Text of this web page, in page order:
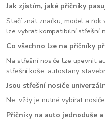
Jak zjistím, jaké příčníky
Stačí znát značku, model a rok
lze vybrat kompatibilní střešní
Co všechno lze na příčníky
Na střešní nosiče lze upevnit
střešní koše, autostany,
Jsou střešní nosiče
Ne, vždy je nutné vybírat
Příčníky na auto jednoduše a